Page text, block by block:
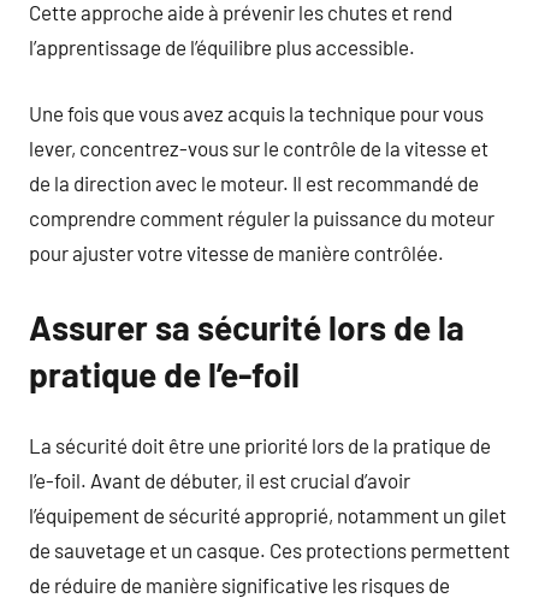
Cette approche aide à prévenir les chutes et rend
l’apprentissage de l’équilibre plus accessible.
Une fois que vous avez acquis la technique pour vous
lever, concentrez-vous sur le contrôle de la vitesse et
de la direction avec le moteur. Il est recommandé de
comprendre comment réguler la puissance du moteur
pour ajuster votre vitesse de manière contrôlée.
Assurer sa sécurité lors de la
pratique de l’e-foil
La sécurité doit être une priorité lors de la pratique de
l’e-foil. Avant de débuter, il est crucial d’avoir
l’équipement de sécurité approprié, notamment un gilet
de sauvetage et un casque. Ces protections permettent
de réduire de manière significative les risques de